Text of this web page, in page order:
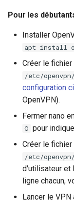
Pour les
Installer
apt install
Créer le
/etc/
configuration
OpenVPN).
Fermer nano
O pour
Créer le
/etc/
d'utilisateur et
ligne chacun,
Lancer le VPN